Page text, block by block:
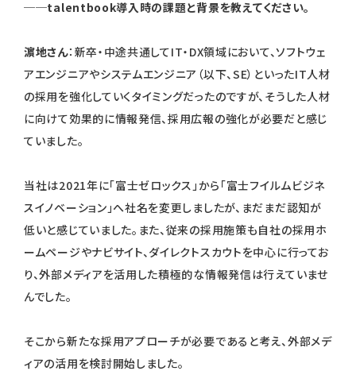
──talentbook導入時の課題と背景を教えてください。
濵地さん：新卒・中途共通してIT・DX領域において、ソフトウェ
アエンジニアやシステムエンジニア（以下、SE）といったIT人材
の採用を強化していくタイミングだったのですが、そうした人材
に向けて効果的に情報発信、採用広報の強化が必要だと感じ
ていました。
当社は2021年に「富士ゼロックス」から「富士フイルムビジネ
スイノベーション」へ社名を変更しましたが、まだまだ認知が
低いと感じていました。また、従来の採用施策も自社の採用ホ
ームページやナビサイト、ダイレクトスカウトを中心に行ってお
り、外部メディアを活用した積極的な情報発信は行えていませ
んでした。
そこから新たな採用アプローチが必要であると考え、外部メデ
ィアの活用を検討開始しました。